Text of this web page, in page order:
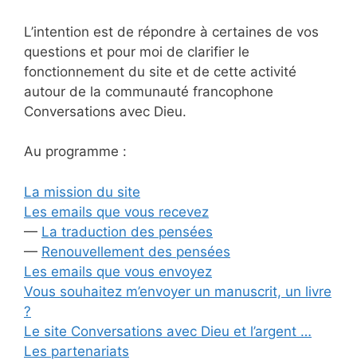
L’intention est de répondre à certaines de vos
questions et pour moi de clarifier le
fonctionnement du site et de cette activité
autour de la communauté francophone
Conversations avec Dieu.
Au programme :
La mission du site
Les emails que vous recevez
— La traduction des pensées
— Renouvellement des pensées
Les emails que vous envoyez
Vous souhaitez m’envoyer un manuscrit, un livre
?
Le site Conversations avec Dieu et l’argent …
Les partenariats